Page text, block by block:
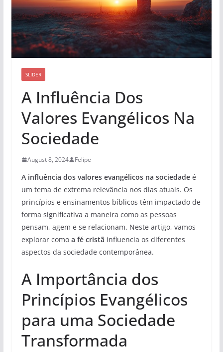
SLIDER
A Influência Dos
Valores Evangélicos Na
Sociedade
August 8, 2024 Felipe
A influência dos valores evangélicos na sociedadeé
um tema de extrema relevância nos dias atuais. Os
princípios e ensinamentos bíblicos têm impactado de
forma significativa a maneira como as pessoas
pensam, agem e se relacionam. Neste artigo, vamos
explorar como a fé cristã influencia os diferentes
aspectos da sociedade contemporânea.
A Importância dos
Princípios Evangélicos
para uma Sociedade
Transformada